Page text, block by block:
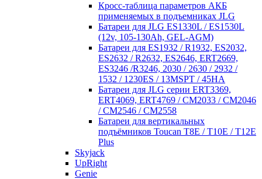
Кросc-таблица параметров АКБ
применяемых в подъемниках JLG
Батареи для JLG ES1330L / ES1530L
(12v, 105-130Ah, GEL-AGM)
Батареи для ES1932 / R1932, ES2032,
ES2632 / R2632, ES2646, ERT2669,
ES3246 /R3246, 2030 / 2630 / 2932 /
1532 / 1230ES / 13MSPT / 45HA
Батареи для JLG серии ERT3369,
ERT4069, ERT4769 / CM2033 / CM2046
/ CM2546 / CM2558
Батареи для вертикальных
подъёмников Toucan T8E / T10E / T12E
Plus
Skyjack
UpRight
Genie